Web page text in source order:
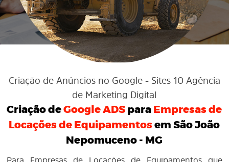
ENVIE UM WHATSAPP
Criação de Anúncios no Google - Sites 10 Agência
de Marketing Digital
Criação deGoogle ADS para Empresas de
Locações de Equipamentos em São João
Nepomuceno - MG